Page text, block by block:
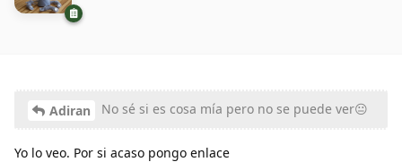
Adiran No sé si es cosa mía pero no se puede ver😐
Yo lo veo. Por si acaso pongo enlace